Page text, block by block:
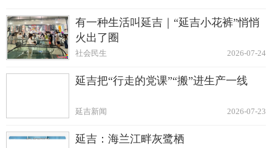
有一种生活叫延吉｜“延吉小花裤”悄悄
火出了圈
2026-07-24
社会民生
延吉把“行走的党课”“搬”进生产一线
2026-07-23
延吉新闻
延吉：海兰江畔灰鹭栖